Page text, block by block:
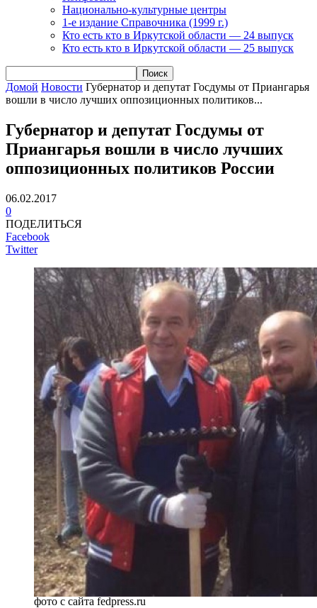
Национально-культурные центры
1-е издание Справочника (1999 г.)
Кто есть кто в Иркутской области — 24 выпуск
Кто есть кто в Иркутской области — 25 выпуск
Домой Новости Губернатор и депутат Госдумы от Приангарья
вошли в число лучших оппозиционных политиков...
Губернатор и депутат Госдумы от
Приангарья вошли в число лучших
оппозиционных политиков России
06.02.2017
0
ПОДЕЛИТЬСЯ
Facebook
Twitter
фото с сайта fedpress.ru